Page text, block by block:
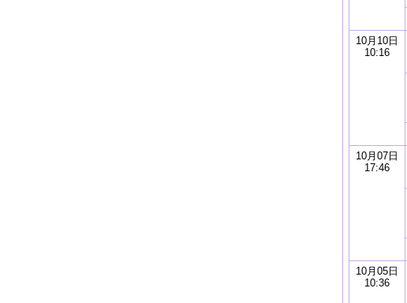
10月10日
10:16
10月07日
17:46
10月05日
10:36